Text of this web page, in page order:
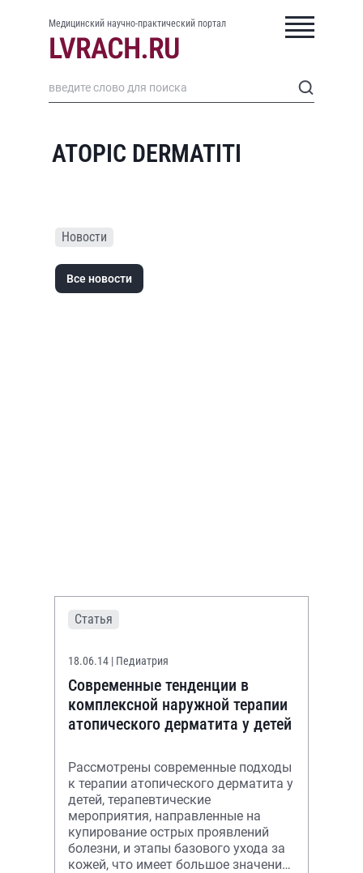
Медицинский научно-практический портал
ATOPIC DERMATITI
Новости
Все новости
Статья
18.06.14 | Педиатрия
Современные тенденции в
комплексной наружной терапии
атопического дерматита у детей
Рассмотрены современные подходы
к терапии атопического дерматита у
детей, терапевтические
мероприятия, направленные на
купирование острых проявлений
болезни, и этапы базового ухода за
кожей, что имеет большое значение